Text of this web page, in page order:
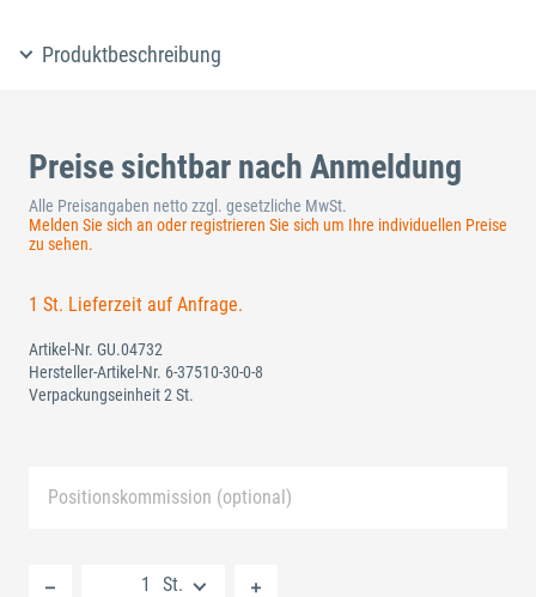
Produktbeschreibung
Preise sichtbar nach Anmeldung
Alle Preisangaben netto zzgl. gesetzliche MwSt.
Melden Sie sich an oder registrieren Sie sich um Ihre individuellen Preise
zu sehen.
1 St. Lieferzeit auf Anfrage.
Artikel-Nr. GU.04732
Hersteller-Artikel-Nr. 6-37510-30-0-8
Verpackungseinheit 2 St.
Positionskommission (optional)
St.